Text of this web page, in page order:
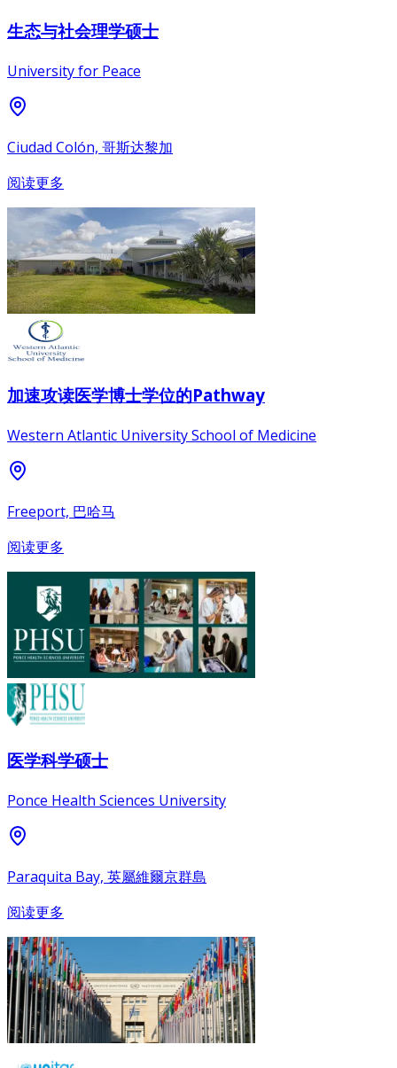
生态与社会理学硕士
University for Peace
Ciudad Colón, 哥斯达黎加
阅读更多
加速攻读医学博士学位的Pathway
Western Atlantic University School of Medicine
Freeport, 巴哈马
阅读更多
医学科学硕士
Ponce Health Sciences University
Paraquita Bay, 英屬維爾京群島
阅读更多